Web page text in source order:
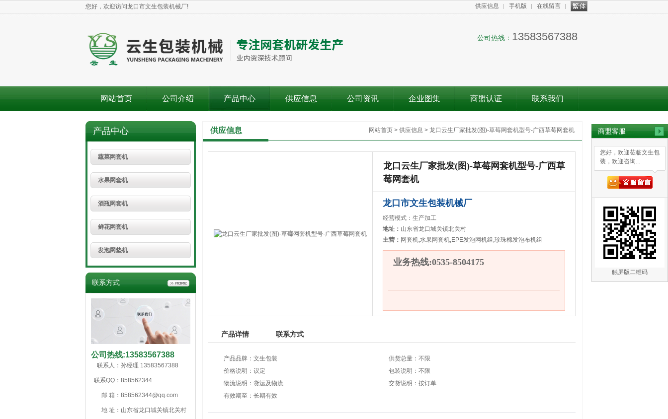
商盟客服
您好，欢迎莅临文生包
装，欢迎咨询...
触屏版二维码
您好，欢迎访问龙口市文生包装机械厂! 供应信息 手机版 在线留言
公司热线： 13583567388
网站首页 公司介绍 产品中心 供应信息 公司资讯 企业图集 商盟认证 联系我们
产品中心
蔬菜网套机
水果网套机
酒瓶网套机
鲜花网套机
发泡网垫机
联系方式
公司热线:13583567388
联系人： 孙经理 13583567388
联系QQ： 858562344
邮 箱： 858562344@qq.com
地 址： 山东省龙口城关镇北关村
网站首页 > 供应信息 > 龙口云生厂家批发(图)-草莓网套机型号-广西草莓网套机
供应信息
龙口云生厂家批发(图)-草莓网套机型号-广西草
莓网套机
龙口市文生包装机械厂
经营模式：生产加工
地址： 山东省龙口城关镇北关村
主营： 网套机,水果网套机,EPE发泡网机组,珍珠棉发泡布机组
业务热线:0535-8504175
产品详情 联系方式
产品品牌：文生包装
供货总量：不限
价格说明：议定
包装说明：不限
物流说明：货运及物流
交货说明：按订单
有效期至：长期有效